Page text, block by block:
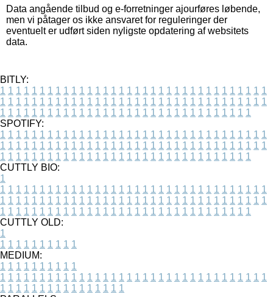
Data angående tilbud og e-forretninger ajourføres løbende,
men vi påtager os ikke ansvaret for reguleringer der
eventuelt er udført siden nyligste opdatering af websitets
data.
BITLY:
1 1 1 1 1 1 1 1 1 1 1 1 1 1 1 1 1 1 1 1 1 1 1 1 1 1 1 1 1 1 1 1 1 1
1 1 1 1 1 1 1 1 1 1 1 1 1 1 1 1 1 1 1 1 1 1 1 1 1 1 1 1 1 1 1 1 1 1
1 1 1 1 1 1 1 1 1 1 1 1 1 1 1 1 1 1 1 1 1 1 1 1 1 1 1 1 1 1 1 1
SPOTIFY:
1 1 1 1 1 1 1 1 1 1 1 1 1 1 1 1 1 1 1 1 1 1 1 1 1 1 1 1 1 1 1 1 1 1
1 1 1 1 1 1 1 1 1 1 1 1 1 1 1 1 1 1 1 1 1 1 1 1 1 1 1 1 1 1 1 1 1 1
1 1 1 1 1 1 1 1 1 1 1 1 1 1 1 1 1 1 1 1 1 1 1 1 1 1 1 1 1 1 1 1
CUTTLY BIO:
1
1 1 1 1 1 1 1 1 1 1 1 1 1 1 1 1 1 1 1 1 1 1 1 1 1 1 1 1 1 1 1 1 1 1
1 1 1 1 1 1 1 1 1 1 1 1 1 1 1 1 1 1 1 1 1 1 1 1 1 1 1 1 1 1 1 1 1 1
1 1 1 1 1 1 1 1 1 1 1 1 1 1 1 1 1 1 1 1 1 1 1 1 1 1 1 1 1 1 1 1
CUTTLY OLD:
1
1 1 1 1 1 1 1 1 1 1
MEDIUM:
1 1 1 1 1 1 1 1 1 1
1 1 1 1 1 1 1 1 1 1 1 1 1 1 1 1 1 1 1 1 1 1 1 1 1 1 1 1 1 1 1 1 1 1
1 1 1 1 1 1 1 1 1 1 1 1 1 1 1 1